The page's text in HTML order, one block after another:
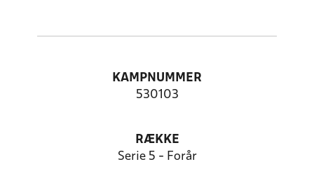
KAMPNUMMER
530103
RÆKKE
Serie 5 - Forår